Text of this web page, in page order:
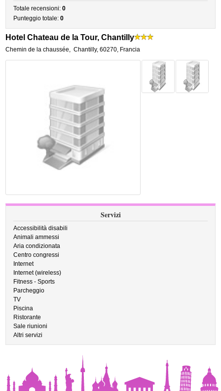
Totale recensioni:0
Punteggio totale:0
Hotel Chateau de la Tour, Chantilly
Chemin de la chaussée, Chantilly,60270, Francia
Servizi
Accessibilità disabili
Animali ammessi
Aria condizionata
Centro congressi
Internet
Internet (wireless)
Fitness - Sports
Parcheggio
TV
Piscina
Ristorante
Sale riunioni
Altri servizi